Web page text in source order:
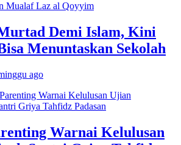
Demi Islam, Kini
Menuntaskan Sekolah
ago
Warnai Kelulusan